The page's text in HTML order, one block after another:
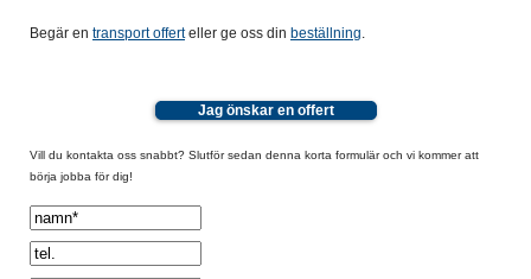
Begär en transport offerteller ge oss din beställning
Jag önskar en offert
Vill du kontakta oss snabbt? Slutför sedan denna korta formulär och vi kommer att
börja jobba för dig!